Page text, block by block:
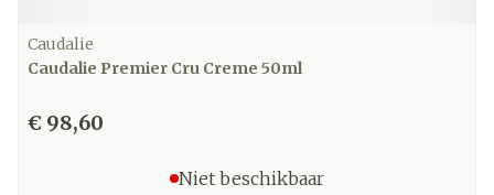
Caudalie
Caudalie Premier Cru Creme 50ml
€ 98,60
Niet beschikbaar